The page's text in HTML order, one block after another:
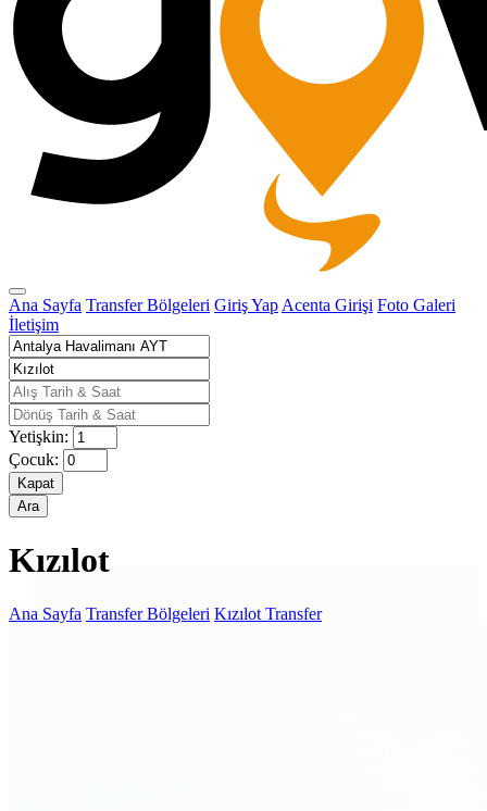
Ana Sayfa Transfer Bölgeleri Giriş Yap Acenta Girişi Foto Galeri
İletişim
Yetişkin:
Çocuk:
Kapat
Ara
Kızılot
Ana Sayfa Transfer Bölgeleri Kızılot Transfer